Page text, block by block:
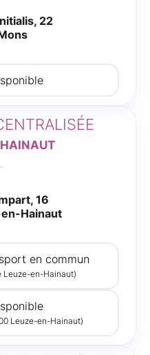
22
16
Hainaut
en commun
Leuze-en-Hainaut)
Leuze-en-Hainaut)